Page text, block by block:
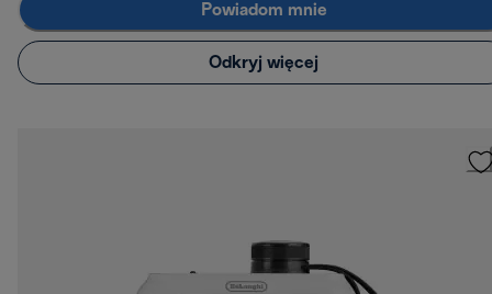
Powiadom mnie
Odkryj więcej